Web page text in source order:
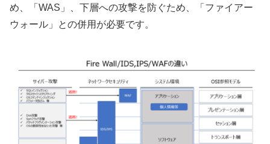
め、「WAS」、下層への攻撃を防ぐため、「ファイアー
ウォール」との併用が必要です。